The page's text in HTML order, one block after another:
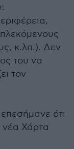
κ.λπ.). Δεν
του να
τον
ότι
νέα Χάρτα